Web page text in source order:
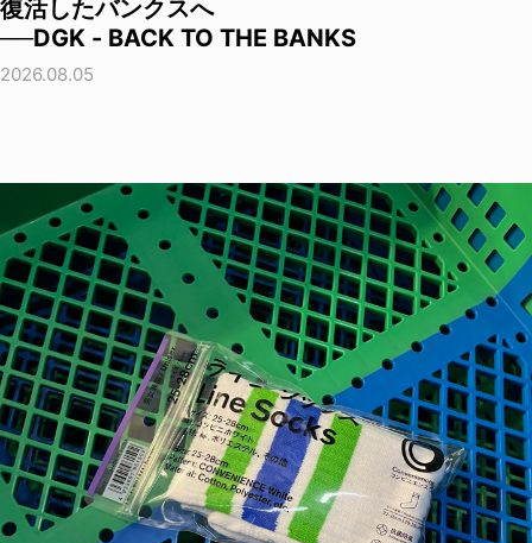
復活したバンクスへ
──DGK - BACK TO THE BANKS
2026.08.05